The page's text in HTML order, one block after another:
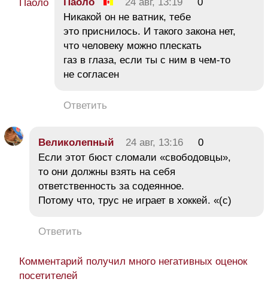
Паоло 24 авг, 13:19
0
Никакой он не ватник, тебе
это приснилось. И такого закона нет,
что человеку можно плескать
газ в глаза, если ты с ним в чем-то
не согласен
Ответить
Великолепный 24 авг, 13:16
0
Если этот бюст сломали «свободовцы»,
то они должны взять на себя
ответственность за содеянное.
Потому что, трус не играет в хоккей. «(с)
Ответить
Комментарий получил много негативных оценок
посетителей